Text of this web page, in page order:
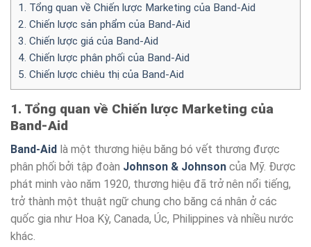
1. Tổng quan về Chiến lược Marketing của Band-Aid
2. Chiến lược sản phẩm của Band-Aid
3. Chiến lược giá của Band-Aid
4. Chiến lược phân phối của Band-Aid
5. Chiến lược chiêu thị của Band-Aid
1. Tổng quan về Chiến lược Marketing của
Band-Aid
Band-Aid là một thương hiệu băng bó vết thương được
phân phối bởi tập đoàn Johnson & Johnson của Mỹ. Được
phát minh vào năm 1920, thương hiệu đã trở nên nổi tiếng,
trở thành một thuật ngữ chung cho băng cá nhân ở các
quốc gia như Hoa Kỳ, Canada, Úc, Philippines và nhiều nước
khác.